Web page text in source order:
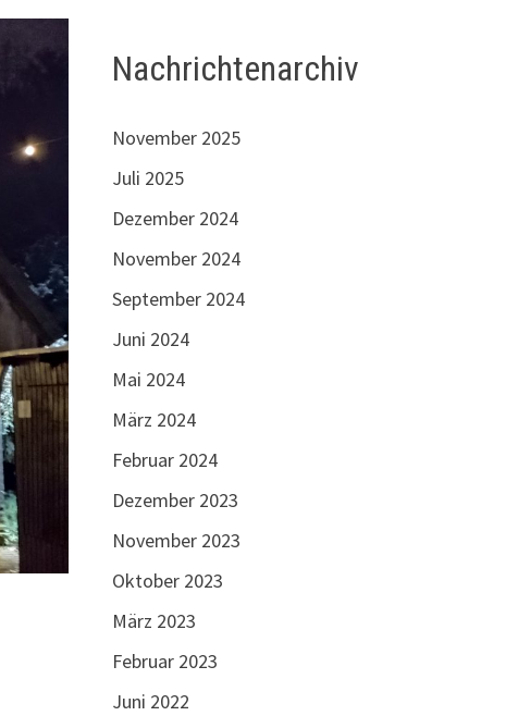
Nachrichtenarchiv
November 2025
Juli 2025
Dezember 2024
November 2024
September 2024
Juni 2024
Mai 2024
März 2024
Februar 2024
Dezember 2023
November 2023
Oktober 2023
März 2023
Februar 2023
Juni 2022